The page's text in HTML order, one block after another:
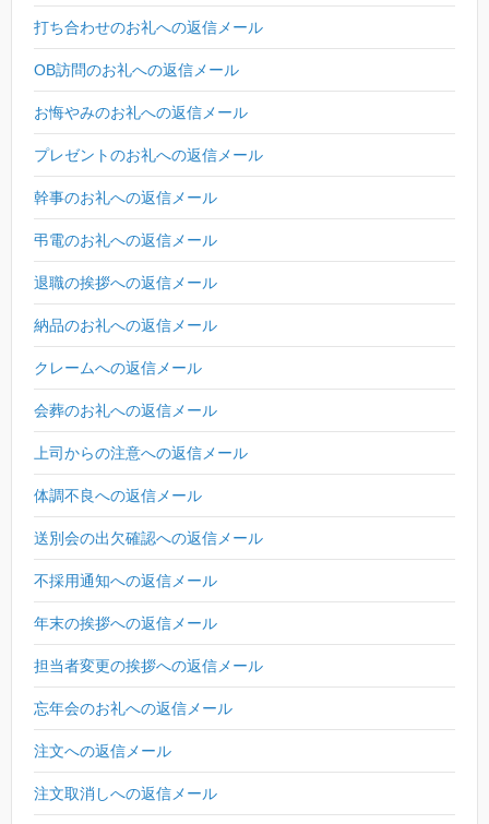
打ち合わせのお礼への返信メール
OB訪問のお礼への返信メール
お悔やみのお礼への返信メール
プレゼントのお礼への返信メール
幹事のお礼への返信メール
弔電のお礼への返信メール
退職の挨拶への返信メール
納品のお礼への返信メール
クレームへの返信メール
会葬のお礼への返信メール
上司からの注意への返信メール
体調不良への返信メール
送別会の出欠確認への返信メール
不採用通知への返信メール
年末の挨拶への返信メール
担当者変更の挨拶への返信メール
忘年会のお礼への返信メール
注文への返信メール
注文取消しへの返信メール